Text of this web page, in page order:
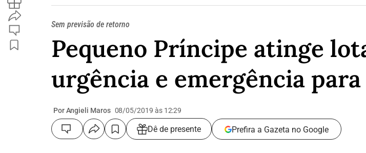
Sem previsão de retorno
Pequeno Príncipe atinge
urgência e emergência para
Por Angieli Maros 08/05/2019 às 12:29
Dê de presente Prefira a Gazeta no Google